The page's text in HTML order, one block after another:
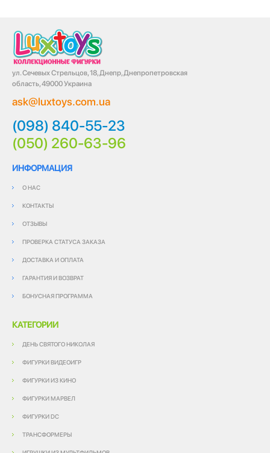
ул. Сечевых Стрельцов, 18, Днепр, Днепропетровская
область, 49000 Украина
ask@luxtoys.com.ua
(098) 840-55-23
(050) 260-63-96
ИНФОРМАЦИЯ
О НАС
КОНТАКТЫ
ОТЗЫВЫ
ПРОВЕРКА СТАТУСА ЗАКАЗА
ДОСТАВКА И ОПЛАТА
ГАРАНТИЯ И ВОЗВРАТ
БОНУСНАЯ ПРОГРАММА
КАТЕГОРИИ
ДЕНЬ СВЯТОГО НИКОЛАЯ
ФИГУРКИ ВИДЕОИГР
ФИГУРКИ ИЗ КИНО
ФИГУРКИ МАРВЕЛ
ФИГУРКИ DC
ТРАНСФОРМЕРЫ